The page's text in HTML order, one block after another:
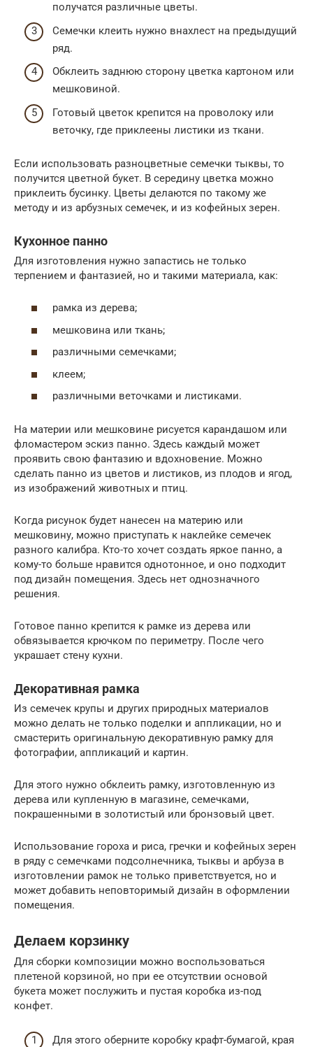
получатся различные цветы.
Семечки клеить нужно внахлест на предыдущий
ряд.
Обклеить заднюю сторону цветка картоном или
мешковиной.
Готовый цветок крепится на проволоку или
веточку, где приклеены листики из ткани.
Если использовать разноцветные семечки тыквы, то
получится цветной букет. В середину цветка можно
приклеить бусинку. Цветы делаются по такому же
методу и из арбузных семечек, и из кофейных зерен.
Кухонное панно
Для изготовления нужно запастись не только
терпением и фантазией, но и такими материала, как:
рамка из дерева;
мешковина или ткань;
различными семечками;
клеем;
различными веточками и листиками.
На материи или мешковине рисуется карандашом или
фломастером эскиз панно. Здесь каждый может
проявить свою фантазию и вдохновение. Можно
сделать панно из цветов и листиков, из плодов и ягод,
из изображений животных и птиц.
Когда рисунок будет нанесен на материю или
мешковину, можно приступать к наклейке семечек
разного калибра. Кто-то хочет создать яркое панно, а
кому-то больше нравится однотонное, и оно подходит
под дизайн помещения. Здесь нет однозначного
решения.
Готовое панно крепится к рамке из дерева или
обвязывается крючком по периметру. После чего
украшает стену кухни.
Декоративная рамка
Из семечек крупы и других природных материалов
можно делать не только поделки и аппликации, но и
смастерить оригинальную декоративную рамку для
фотографии, аппликаций и картин.
Для этого нужно обклеить рамку, изготовленную из
дерева или купленную в магазине, семечками,
покрашенными в золотистый или бронзовый цвет.
Использование гороха и риса, гречки и кофейных зерен
в ряду с семечками подсолнечника, тыквы и арбуза в
изготовлении рамок не только приветствуется, но и
может добавить неповторимый дизайн в оформлении
помещения.
Делаем корзинку
Для сборки композиции можно воспользоваться
плетеной корзиной, но при ее отсутствии основой
букета может послужить и пустая коробка из-под
конфет.
Для этого оберните коробку крафт-бумагой, края